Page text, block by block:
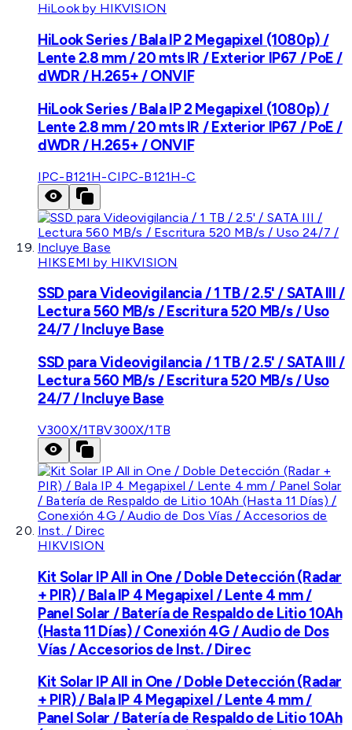
HiLook by HIKVISION
HiLook Series / Bala IP 2 Megapixel (1080p) /
Lente 2.8 mm / 20 mts IR / Exterior IP67 / PoE /
dWDR / H.265+ / ONVIF
HiLook Series / Bala IP 2 Megapixel (1080p) /
Lente 2.8 mm / 20 mts IR / Exterior IP67 / PoE /
dWDR / H.265+ / ONVIF
IPC-B121H-CIPC-B121H-C
HIKSEMI by HIKVISION
SSD para Videovigilancia / 1 TB / 2.5' / SATA III /
Lectura 560 MB/s / Escritura 520 MB/s / Uso
24/7 / Incluye Base
SSD para Videovigilancia / 1 TB / 2.5' / SATA III /
Lectura 560 MB/s / Escritura 520 MB/s / Uso
24/7 / Incluye Base
V300X/1TBV300X/1TB
HIKVISION
Kit Solar IP All in One / Doble Detección (Radar
+ PIR) / Bala IP 4 Megapixel / Lente 4 mm /
Panel Solar / Batería de Respaldo de Litio 10Ah
(Hasta 11 Días) / Conexión 4G / Audio de Dos
Vías / Accesorios de Inst. / Direc
Kit Solar IP All in One / Doble Detección (Radar
+ PIR) / Bala IP 4 Megapixel / Lente 4 mm /
Panel Solar / Batería de Respaldo de Litio 10Ah